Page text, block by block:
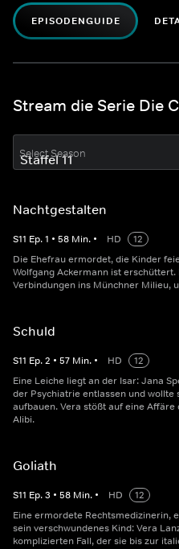
EPISODENGUIDE
Stream die Serie Die
Select Season
Nachtgestalten
S11 Ep.1 • 58 Min. • HD
12
Die Ehefrau ermordet, die Kinder
Wolfgang Ackermann ist
Verbindungen ins Münchner Milieu,
Schuld
S11 Ep.2 • 57 Min. • HD
12
Eine Leiche liegt an der Isar: Jana
der Psychiatrie entlassen und wollte
aufbauen. Vera stößt auf eine
Alibi.
Goliath
S11 Ep.3 • 58 Min. • HD
12
Eine ermordete Rechtsmedizinerin,
sein verschwundenes Kind: Vera
komplizierten Fall, der sie bis zur